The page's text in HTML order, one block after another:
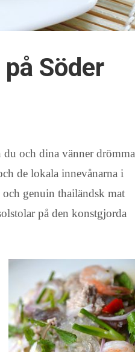
Söder
och dina vänner drömma
de lokala innevånarna i
och genuin thailändsk mat
på den konstgjorda